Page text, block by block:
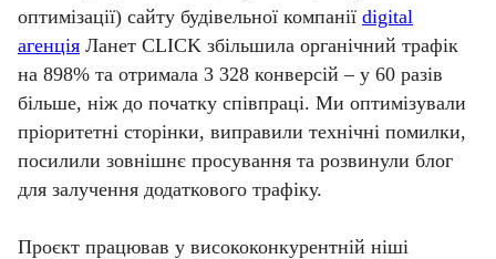
оптимізації) сайту будівельної компанії digital
агенція Ланет CLICK збільшила органічний трафік
на 898% та отримала 3 328 конверсій – у 60 разів
більше, ніж до початку співпраці. Ми оптимізували
пріоритетні сторінки, виправили технічні помилки,
посилили зовнішнє просування та розвинули блог
для залучення додаткового трафіку.
Проєкт працював у висококонкурентній ніші